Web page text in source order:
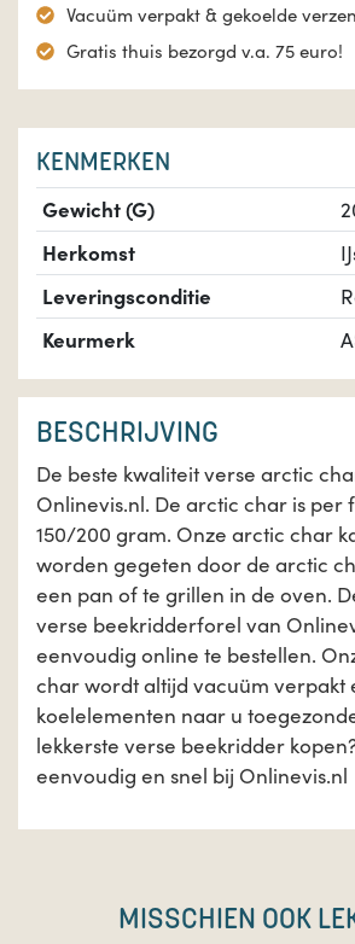
Vacuüm verpakt & gekoelde
Gratis thuis bezorgd v.a. 75 euro!
KENMERKEN
Gewicht (G)
Herkomst
Leveringsconditie
Keurmerk
BESCHRIJVING
De beste kwaliteit verse arctic
Onlinevis.nl. De arctic char is per
150/200 gram. Onze arctic char
worden gegeten door de arctic
een pan of te grillen in de oven.
verse beekridderforel van
eenvoudig online te bestellen.
char wordt altijd vacuüm verpakt
koelelementen naar u
lekkerste verse beekridder
eenvoudig en snel bij Onlinevis.nl
MISSCHIEN OOK